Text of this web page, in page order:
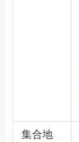
集合地